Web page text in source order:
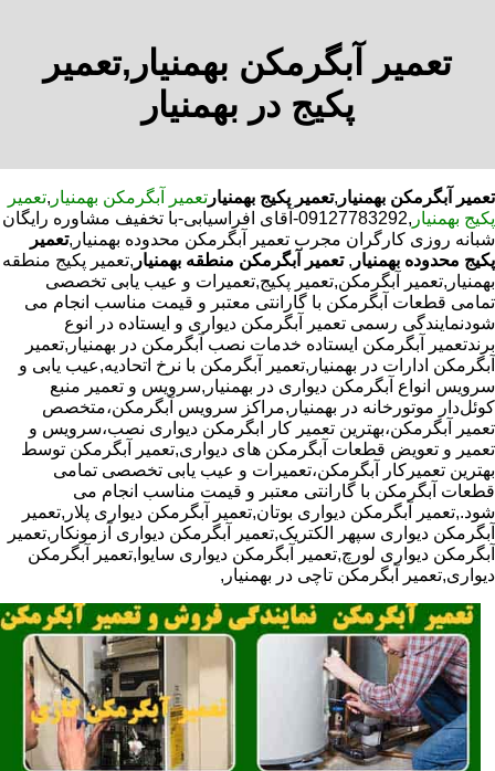
تعمیر آبگرمکن بهمنیار,تعمیر
پکیج در بهمنیار
تعمیر آبگرمکن بهمنیار ,تعمیر پکیج بهمنیار تعمیر آبگرمکن بهمنیار ,تعمیر
پکیج بهمنیار
,09127783292-آقای افراسیابی-با تخفیف مشاوره رایگان
شبانه روزی کارگران مجرب تعمیر آبگرمکن محدوده بهمنیار,تعمیر
پکیج محدوده بهمنیار , تعمیر آبگرمکن منطقه بهمنیار ,تعمیر پکیج منطقه
بهمنیار,تعمیر آبگرمکن,تعمیر پکیج,تعمیرات و عیب یابی تخصصی
تمامی قطعات آبگرمکن با گارانتی معتبر و قیمت مناسب انجام می
شودنمایندگی رسمی تعمیر آبگرمکن دیواری و ایستاده در انوع
برندتعمیر آبگرمکن ایستاده خدمات نصب آبگرمکن در بهمنیار,تعمیر
آبگرمکن ادارات در بهمنیار,تعمیر آبگرمکن با نرخ اتحادیه,عیب یابی و
سرویس انواع آبگرمکن دیواری در بهمنیار,سرویس و تعمیر منبع
کوئل‌دار موتورخانه در بهمنیار,مراکز سرویس آبگرمکن،متخصص
تعمیر آبگرمکن،بهترین تعمیر کار ابگرمکن دیواری نصب،سرویس و
تعمیر و تعویض قطعات آبگرمکن های دیواری,تعمیر آبگرمکن توسط
بهترین تعمیرکار آبگرمکن،تعمیرات و عیب یابی تخصصی تمامی
قطعات آبگرمکن با گارانتی معتبر و قیمت مناسب انجام می
شود.,تعمیر آبگرمکن دیواری بوتان,تعمیر آبگرمکن دیواری پلار,تعمیر
آبگرمکن دیواری سپهر الکتریک,تعمیر آبگرمکن دیواری آزمونکار,تعمیر
آبگرمکن دیواری لورچ,تعمیر آبگرمکن دیواری سایوا,تعمیر آبگرمکن
دیواری,تعمیر آبگرمکن تاچی در بهمنیار,